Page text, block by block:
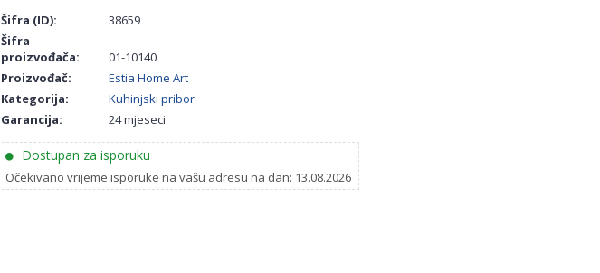
Šifra (ID):
38659
Šifra
proizvođača:
01-10140
Proizvođač:
Estia Home Art
Kategorija:
Kuhinjski pribor
Garancija:
24 mjeseci
Dostupan za isporuku
Očekivano vrijeme isporuke na vašu adresu na dan: 13.08.2026